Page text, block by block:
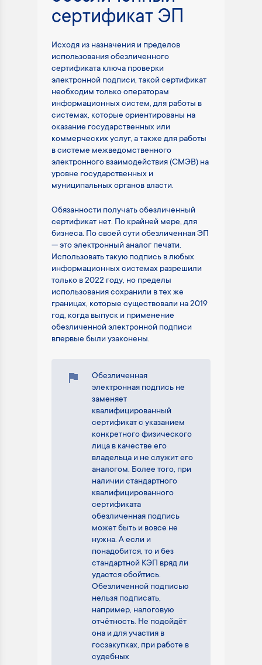
сертификат ЭП
Исходя из назначения и пределов
использования обезличенного
сертификата ключа проверки
электронной подписи, такой сертификат
необходим только операторам
информационных систем, для работы в
системах, которые ориентированы на
оказание государственных или
коммерческих услуг, а также для работы
в системе межведомственного
электронного взаимодействия (СМЭВ) на
уровне государственных и
муниципальных органов власти.
Обязанности получать обезличенный
сертификат нет. По крайней мере, для
бизнеса. По своей сути обезличенная ЭП
— это электронный аналог печати.
Использовать такую подпись в любых
информационных системах разрешили
только в 2022 году, но пределы
использования сохранили в тех же
границах, которые существовали на 2019
год, когда выпуск и применение
обезличенной электронной подписи
впервые были узаконены.
Обезличенная
электронная подпись не
заменяет
квалифицированный
сертификат с указанием
конкретного физического
лица в качестве его
владельца и не служит его
аналогом. Более того, при
наличии стандартного
квалифицированного
сертификата
обезличенная подпись
может быть и вовсе не
нужна. А если и
понадобится, то и без
стандартной КЭП вряд ли
удастся обойтись.
Обезличенной подписью
нельзя подписать,
например, налоговую
отчётность. Не подойдёт
она и для участия в
госзакупках, при работе в
судебных